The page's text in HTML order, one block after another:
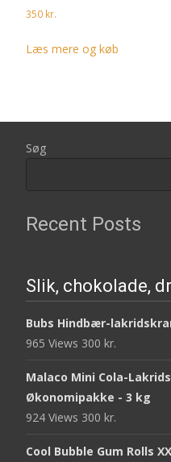
350 kr.
Læs mere og køb
Søg
Recent Posts
Slik, chokolade,
Bubs Hindbær-
965 Views 300 kr.
Malaco Mini Cola-
Økonomipakke - 3 kg
924 Views 300 kr.
Cool Bubble Gum Rolls